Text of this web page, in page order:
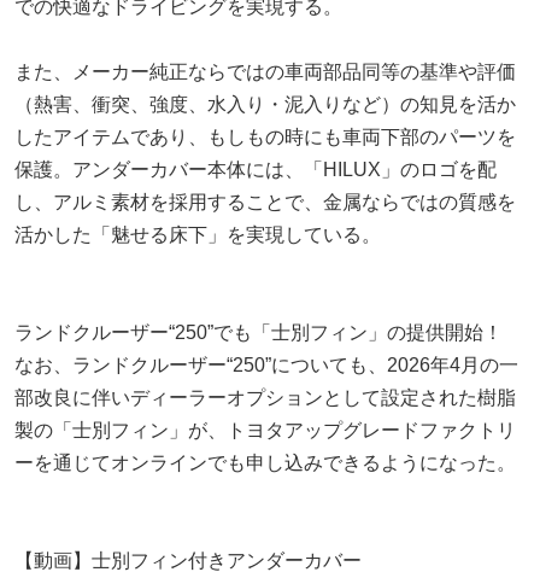
での快適なドライビングを実現する。
また、メーカー純正ならではの車両部品同等の基準や評価
（熱害、衝突、強度、水入り・泥入りなど）の知見を活か
したアイテムであり、もしもの時にも車両下部のパーツを
保護。アンダーカバー本体には、「HILUX」のロゴを配
し、アルミ素材を採用することで、金属ならではの質感を
活かした「魅せる床下」を実現している。
ランドクルーザー“250”でも「士別フィン」の提供開始！
なお、ランドクルーザー“250”についても、2026年4月の一
部改良に伴いディーラーオプションとして設定された樹脂
製の「士別フィン」が、トヨタアップグレードファクトリ
ーを通じてオンラインでも申し込みできるようになった。
【動画】士別フィン付きアンダーカバー